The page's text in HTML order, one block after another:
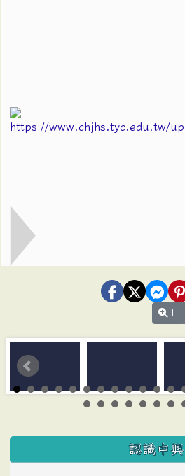
:::
認識中興